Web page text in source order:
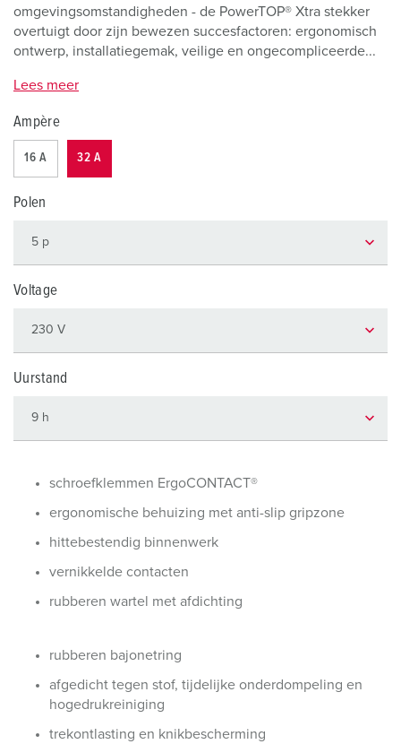
omgevingsomstandigheden - de PowerTOP® Xtra stekker
overtuigt door zijn bewezen succesfactoren: ergonomisch
ontwerp, installatiegemak, veilige en ongecompliceerde...
Lees meer
Ampère
16 A 32 A
Polen
Voltage
Uurstand
schroefklemmen ErgoCONTACT®
ergonomische behuizing met anti-slip gripzone
hittebestendig binnenwerk
vernikkelde contacten
rubberen wartel met afdichting
rubberen bajonetring
afgedicht tegen stof, tijdelijke onderdompeling en
hogedrukreiniging
trekontlasting en knikbescherming